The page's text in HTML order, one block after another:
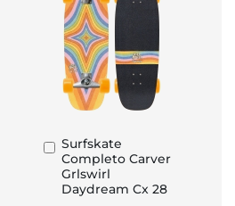
Surfskate
Completo Carver
Grlswirl
Daydream Cx 28
Añadir
al
carrito